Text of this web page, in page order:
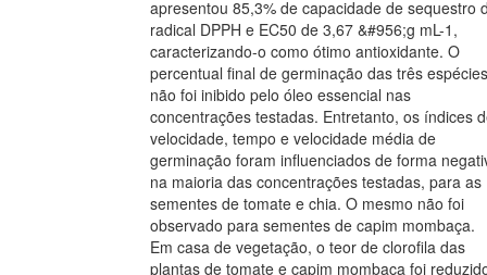
apresentou 85,3% de capacidade de sequestro
radical DPPH e EC50 de 3,67 &#956;g mL-1,
caracterizando-o como ótimo antioxidante. O
percentual final de germinação das três espécies
não foi inibido pelo óleo essencial nas
concentrações testadas. Entretanto, os índices
velocidade, tempo e velocidade média de
germinação foram influenciados de forma
na maioria das concentrações testadas, para as
sementes de tomate e chia. O mesmo não foi
observado para sementes de capim mombaça.
Em casa de vegetação, o teor de clorofila das
plantas de tomate e capim mombaça foi